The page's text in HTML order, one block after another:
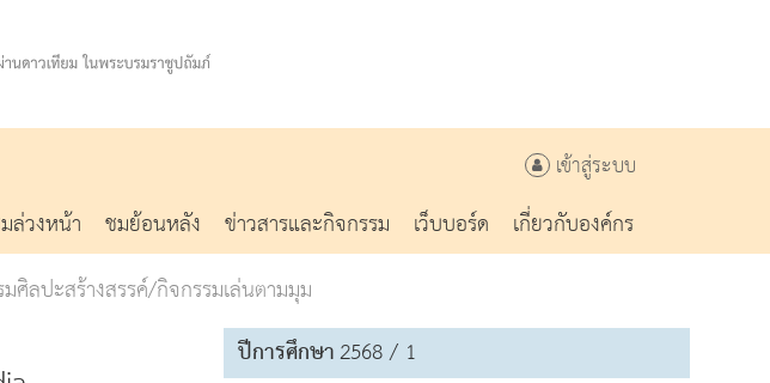
เข้าสู่ระบบ
ล่วงหน้า ชมย้อนหลัง ข่าวสารและกิจกรรม เว็บบอร์ด
เกี่ยวกับองค์กร
ศิลปะสร้างสรรค์/กิจกรรมเล่นตามมุม
ปีการศึกษา2568 / 1